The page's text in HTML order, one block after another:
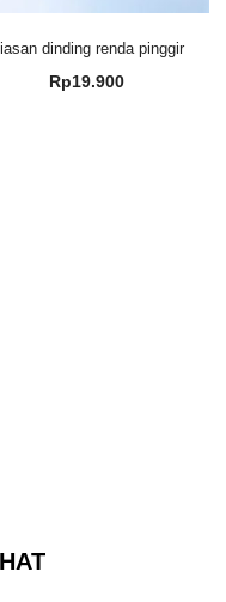
dinding renda pinggir
Rp19.900